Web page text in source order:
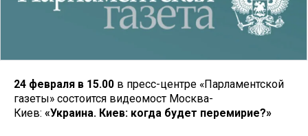
24 февраля в 15.00 в пресс-центре «Парламентской
газеты» состоится видеомост Москва-
Киев: «Украина. Киев: когда будет перемирие?»